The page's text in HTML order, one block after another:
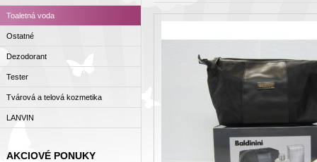
Toaletná voda
Ostatné
Dezodorant
Tester
Tvárová a telová kozmetika
LANVIN
AKCIOVÉ PONUKY